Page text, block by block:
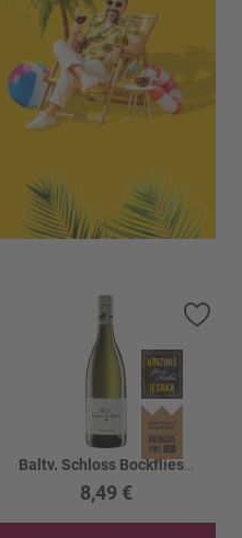
Pievienot vēlmju sarakstam
8,49 €